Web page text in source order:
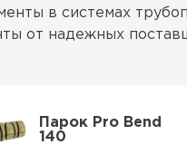
в системах
от надежных
как сталь или
позволяет
Парок Pro Bend
140